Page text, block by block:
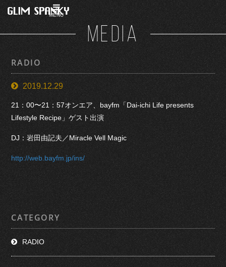
MENU
MEDIA
RADIO
2019.12.29
21：00〜21：57オンエア、bayfm「Dai-ichi Life presents
Lifestyle Recipe」ゲスト出演
DJ：岩田由記夫／Miracle Vell Magic
http://web.bayfm.jp/ins/
CATEGORY
RADIO